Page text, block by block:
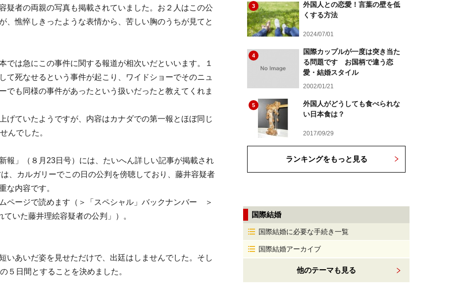
疑者の両親の写真も掲載されていました。お２人はこの公
、憔悴しきったような表情から、苦しい胸のうちが見てと
では急にこの事件に関する報道が相次いだといいます。１
て死なせるという事件が起こり、ワイドショーでそのニュ
でも同様の事件があったという扱いだったと教えてくれま
げていたようですが、内容はカナダでの第一報とほぼ同じ
んでした。
報」（８月23日号）には、たいへん詳しい記事が掲載され
、カルガリーでこの日の公判を傍聴しており、藤井容疑者
な内容です。
ページで読めます（＞「スペシャル」バックナンバー ＞
いた藤井理絵容疑者の公判」）。
いあいだ姿を見せただけで、出廷はしませんでした。そし
５日間とすることを決めました。
3
外国人との恋愛！言葉の壁を低
くする方法
2024/07/01
4
国際カップルが一度は突き当た
る問題です お国柄で違う恋
愛・結婚スタイル
2002/01/21
5
外国人がどうしても食べられな
い日本食は？
2017/09/29
ランキングをもっと見る
国際結婚
国際結婚に必要な手続き一覧
国際結婚アーカイブ
他のテーマも見る